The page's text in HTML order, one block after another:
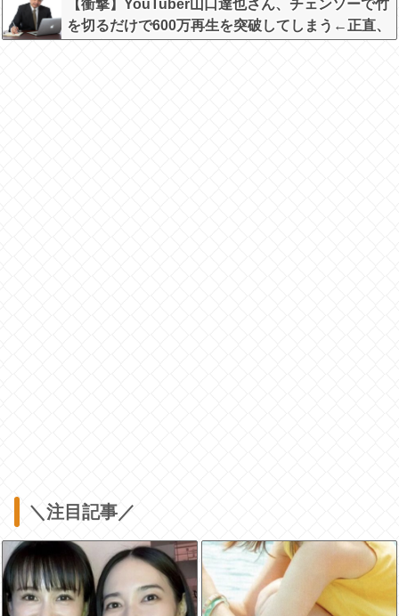
【衝撃】YouTuber山口達也さん、チェンソーで竹
を切るだけで600万再生を突破してしまう←正直、
＼注目記事／